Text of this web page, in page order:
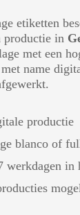
etiketten
productie in
met een
name
productie
blanco of
werkdagen in